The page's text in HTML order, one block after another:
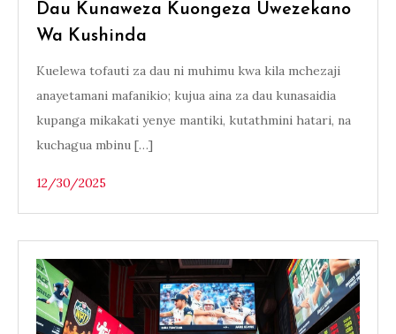
Dau Kunaweza Kuongeza Uwezekano
Wa Kushinda
Kuelewa tofauti za dau ni muhimu kwa kila mchezaji
anayetamani mafanikio; kujua aina za dau kunasaidia
kupanga mikakati yenye mantiki, kutathmini hatari, na
kuchagua mbinu […]
12/30/2025